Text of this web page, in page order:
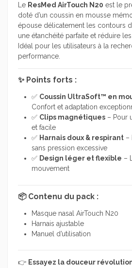
Le ResMed AirTouch N20 est le
doté d’un coussin en mousse
épouse délicatement les contours
une étanchéité parfaite et réduire
Idéal pour les utilisateurs à la
performance.
✨ Points forts :
✅ Coussin UltraSoft™ en
Confort et adaptation
✅ Clips magnétiques – Pour
et facile
✅ Harnais doux & respirant –
sans pression excessive
✅ Design léger et flexible –
mouvement
📦 Contenu du pack :
Masque nasal AirTouch N20
Harnais ajustable
Manuel d’utilisation
👉 Essayez la douceur